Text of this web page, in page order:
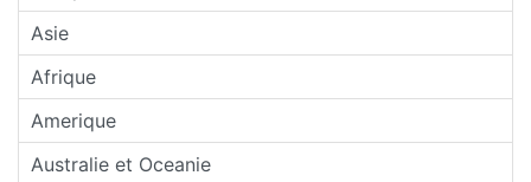
Asie
Afrique
Amerique
Australie et Oceanie